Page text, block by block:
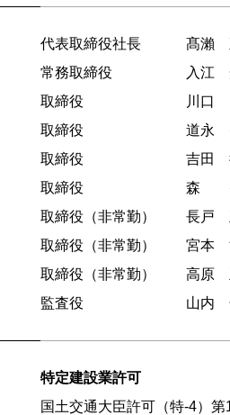
代表取締役社長
髙瀨
常務取締役
入江
取締役
川口
取締役
道永
取締役
吉田
取締役
森
取締役（非常勤）
長戸
取締役（非常勤）
宮本
取締役（非常勤）
高原
監査役
山内
特定建設業許可
国土交通大臣許可（特-4）